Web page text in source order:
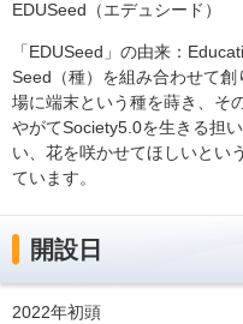
EDUSeed（エデュシード）
「EDUSeed」の由来：
Seed（種）を組み合わせて創
場に端末という種を蒔き、そ
やがてSociety5.0を生きる担
い、花を咲かせてほしいとい
ています。
開設日
2022年初頭